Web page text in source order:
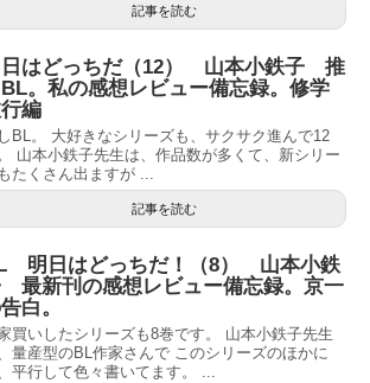
記事を読む
日はどっちだ（12） 山本小鉄子 推
BL。私の感想レビュー備忘録。修学
編
BL。 大好きなシリーズも、サクサク進んで12
山本小鉄子先生は、作品数が多くて、新シリー
たくさん出ますが ...
記事を読む
明日はどっちだ！（8） 山本小鉄
最新刊の感想レビュー備忘録。京一
白。
買いしたシリーズも8巻です。 山本小鉄子先生
量産型のBL作家さんで このシリーズのほかに
平行して色々書いてます。 ...